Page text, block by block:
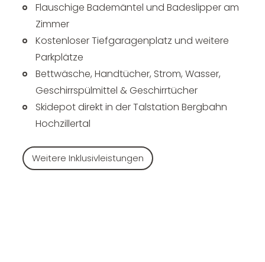
Flauschige Bademäntel und Badeslipper am
Zimmer
Kostenloser Tiefgaragenplatz und weitere
Parkplätze
Bettwäsche, Handtücher, Strom, Wasser,
Geschirrspülmittel & Geschirrtücher
Skidepot direkt in der Talstation Bergbahn
Hochzillertal
Weitere Inklusivleistungen